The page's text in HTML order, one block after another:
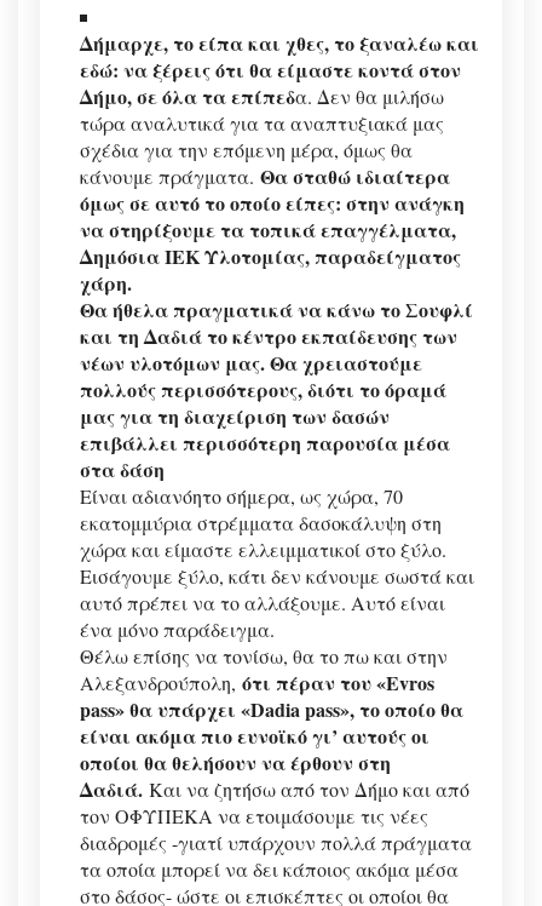
Δήμαρχε, το είπα και χθες, το ξαναλέω και
εδώ: να ξέρεις ότι θα είμαστε κοντά στον
Δήμο, σε όλα τα επίπεδα. Δεν θα μιλήσω
τώρα αναλυτικά για τα αναπτυξιακά μας
σχέδια για την επόμενη μέρα, όμως θα
κάνουμε πράγματα. Θα σταθώ ιδιαίτερα
όμως σε αυτό το οποίο είπες: στην ανάγκη
να στηρίξουμε τα τοπικά επαγγέλματα,
Δημόσια ΙΕΚ Υλοτομίας, παραδείγματος
χάρη.
Θα ήθελα πραγματικά να κάνω το Σουφλί
και τη Δαδιά το κέντρο εκπαίδευσης των
νέων υλοτόμων μας. Θα χρειαστούμε
πολλούς περισσότερους, διότι το όραμά
μας για τη διαχείριση των δασών
επιβάλλει περισσότερη παρουσία μέσα
στα δάση
Είναι αδιανόητο σήμερα, ως χώρα, 70
εκατομμύρια στρέμματα δασοκάλυψη στη
χώρα και είμαστε ελλειμματικοί στο ξύλο.
Εισάγουμε ξύλο, κάτι δεν κάνουμε σωστά και
αυτό πρέπει να το αλλάξουμε. Αυτό είναι
ένα μόνο παράδειγμα.
Θέλω επίσης να τονίσω, θα το πω και στην
Αλεξανδρούπολη, ότι πέραν του «Evros
pass» θα υπάρχει «Dadia pass», το οποίο θα
είναι ακόμα πιο ευνοϊκό γι’ αυτούς οι
οποίοι θα θελήσουν να έρθουν στη
Δαδιά. Και να ζητήσω από τον Δήμο και από
τον ΟΦΥΠΕΚΑ να ετοιμάσουμε τις νέες
διαδρομές -γιατί υπάρχουν πολλά πράγματα
τα οποία μπορεί να δει κάποιος ακόμα μέσα
στο δάσος- ώστε οι επισκέπτες οι οποίοι θα